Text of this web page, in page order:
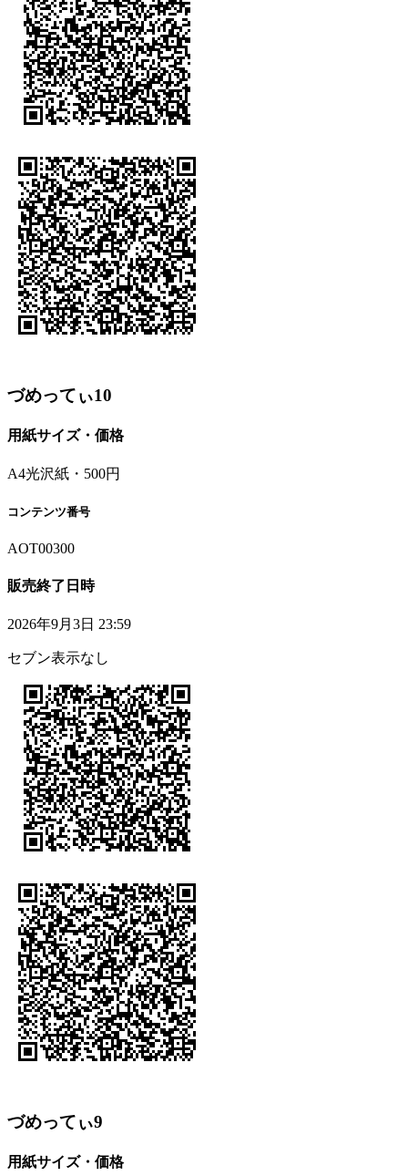
づめってぃ10
用紙サイズ・価格
A4光沢紙・500円
コンテンツ番号
AOT00300
販売終了日時
2026年9月3日 23:59
セブン表示なし
づめってぃ9
用紙サイズ・価格